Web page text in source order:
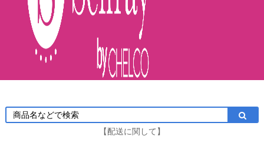
【配送に関して】